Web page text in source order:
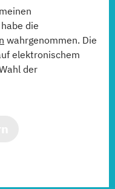
die
wahrgenommen. Die
elektronischem
der